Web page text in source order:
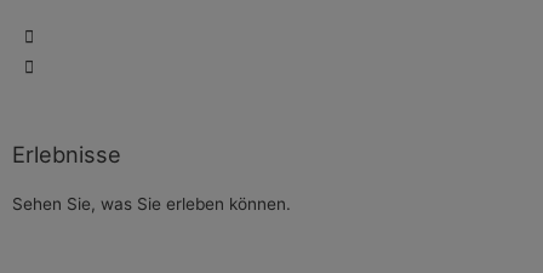
Erlebnisse
Sehen Sie, was Sie erleben können.